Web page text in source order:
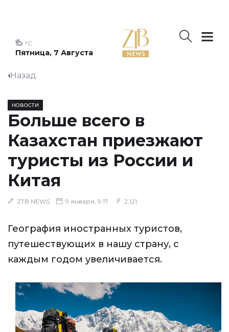
Пятница, 7 Августа
°C
Назад
НОВОСТИ
Больше всего в
Казахстан приезжают
туристы из России и
Китая
ZTB NEWS 9 января, 9:17 2,121
География иностранных туристов,
путешествующих в нашу страну, с
каждым годом увеличивается.